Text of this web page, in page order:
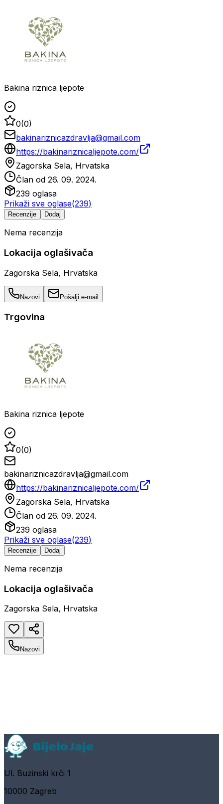
Bakina riznica ljepote
0(0)
bakinariznicazdravlja@gmail.com
https://bakinariznicaljepote.com/
Zagorska Sela, Hrvatska
Član od 26. 09. 2024.
239 oglasa
Prikaži sve oglase(239)
Recenzije Dodaj
Nema recenzija
Lokacija oglašivača
Zagorska Sela, Hrvatska
Nazovi Pošalji e-mail
Trgovina
Bakina riznica ljepote
0(0)
bakinariznicazdravlja@gmail.com
https://bakinariznicaljepote.com/
Zagorska Sela, Hrvatska
Član od 26. 09. 2024.
239 oglasa
Prikaži sve oglase(239)
Recenzije Dodaj
Nema recenzija
Lokacija oglašivača
Zagorska Sela, Hrvatska
Nazovi
Ul. Buzinski krči 1
10000 Zagreb